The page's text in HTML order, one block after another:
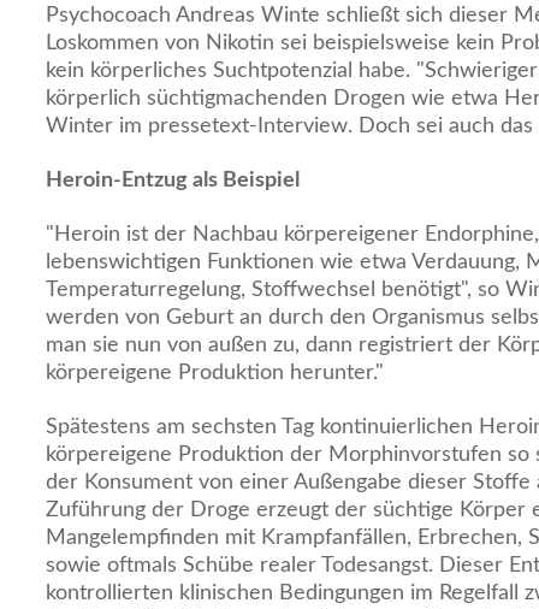
Psychocoach Andreas Winte schließt sich dieser
Loskommen von Nikotin sei beispielsweise kein
kein körperliches Suchtpotenzial habe.
körperlich süchtigmachenden Drogen wie etwa
Winter im pressetext-Interview. Doch sei auch
Heroin-Entzug als Beispiel
"Heroin ist der Nachbau körpereigener
lebenswichtigen Funktionen wie etwa Verdauung,
Temperaturregelung, Stoffwechsel benötigt", so
werden von Geburt an durch den Organismus
man sie nun von außen zu, dann registriert der
körpereigene Produktion herunter."
Spätestens am sechsten Tag kontinuierlichen
körpereigene Produktion der Morphinvorstufen so
der Konsument von einer Außengabe dieser Stoffe
Zuführung der Droge erzeugt der süchtige Körper
Mangelempfinden mit Krampfanfällen, Erbrechen,
sowie oftmals Schübe realer Todesangst. Dieser
kontrollierten klinischen Bedingungen im Regelfall